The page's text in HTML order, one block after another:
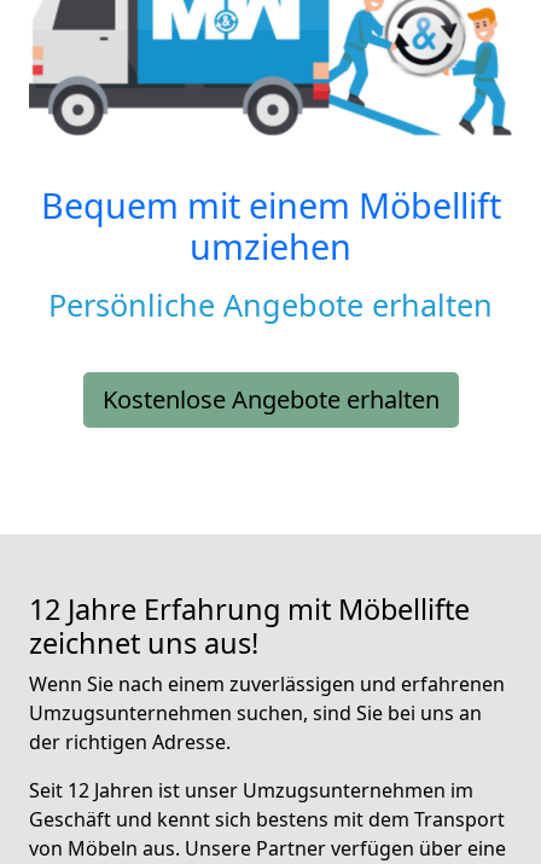
Bequem mit einem Möbellift
umziehen
Persönliche Angebote erhalten
Kostenlose Angebote erhalten
12 Jahre Erfahrung mit Möbellifte
zeichnet uns aus!
Wenn Sie nach einem zuverlässigen und erfahrenen
Umzugsunternehmen suchen, sind Sie bei uns an
der richtigen Adresse.
Seit 12 Jahren ist unser Umzugsunternehmen im
Geschäft und kennt sich bestens mit dem Transport
von Möbeln aus. Unsere Partner verfügen über eine